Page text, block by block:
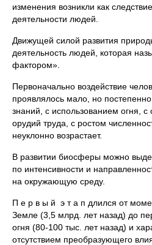
изменения возникли как
деятельности людей.
Движущей силой развития
деятельность людей, которая
фактором».
Первоначально воздействие
проявлялось мало, но
знаний, с использованием огня,
орудий труда, с ростом
неуклонно возрастает.
В развитии биосферы можно
по интенсивности и
на окружающую среду.
П е р в ы й э т а п длился от
Земле (3,5 млрд. лет назад) до
огня (80-100 тыс. лет назад) и
отсутствием преобразующего